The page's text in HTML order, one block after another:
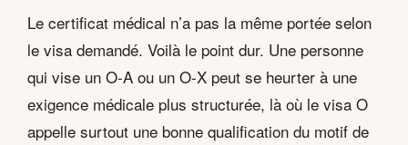
Le certificat médical n’a pas la même portée selon
le visa demandé. Voilà le point dur. Une personne
qui vise un O-A ou un O-X peut se heurter à une
exigence médicale plus structurée, là où le visa O
appelle surtout une bonne qualification du motif de